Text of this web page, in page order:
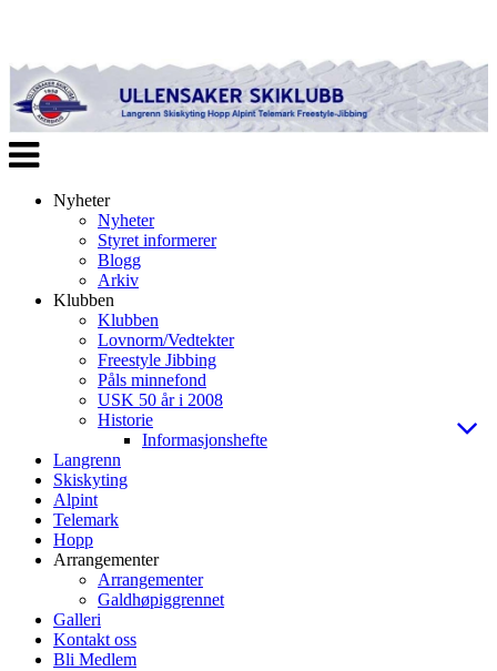
Veksle
navigasjon
Nyheter
Nyheter
Styret informerer
Blogg
Arkiv
Klubben
Klubben
Lovnorm/Vedtekter
Freestyle Jibbing
Påls minnefond
USK 50 år i 2008
Historie
Informasjonshefte
Langrenn
Skiskyting
Alpint
Telemark
Hopp
Arrangementer
Arrangementer
Galdhøpiggrennet
Galleri
Kontakt oss
Bli Medlem